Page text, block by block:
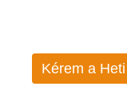
Kérem a